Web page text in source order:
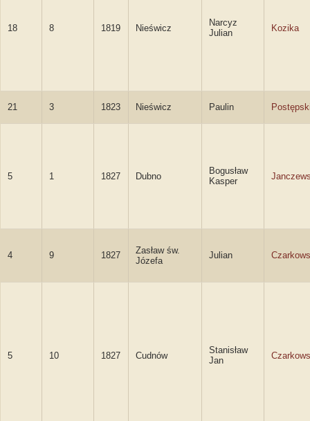
18 8 1819 Nieświcz
Narcyz
Julian
Kozika
21 3 1823 Nieświcz Paulin
5 1 1827 Dubno
Bogusław
Kasper
4 9 1827
Zasław św.
Józefa
Julian
5 10 1827 Cudnów
Stanisław
Jan